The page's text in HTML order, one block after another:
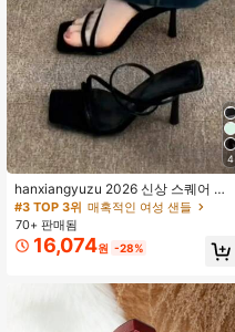
4.92 31K 팔로워
4.92 31K 팔로워
4
hanxiangyuzu 2026 신상 스퀘어 토
스트랩 샌들, 프렌치 엘레강트 스타일,
블랙 얇은 스트랩 하이힐, 여름 패션
파티 & 웨딩, 스틸레토 힐
#3 TOP 3위 매혹적인 여성 샌들
70+ 판매됨
16,074원 -28%